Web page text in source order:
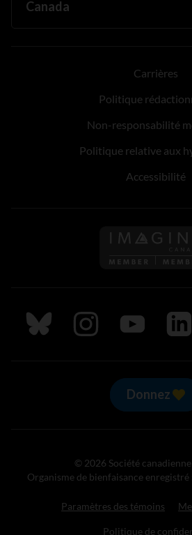
Carrières
Politique
Non-responsabilité
Politique relative aux
Accessibilité
Suivez nous sur Bluesky
Suivez nous sur
Suivez nous
Donnez
© 2026 Société
Organisme de bienfaisance enregistré
Paramètres des témoins
Politique de